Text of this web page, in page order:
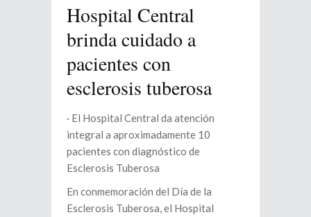
Hospital Central
brinda cuidado a
pacientes con
esclerosis tuberosa
· El Hospital Central da atención
integral a aproximadamente 10
pacientes con diagnóstico de
Esclerosis Tuberosa
En conmemoración del Día de la
Esclerosis Tuberosa, el Hospital